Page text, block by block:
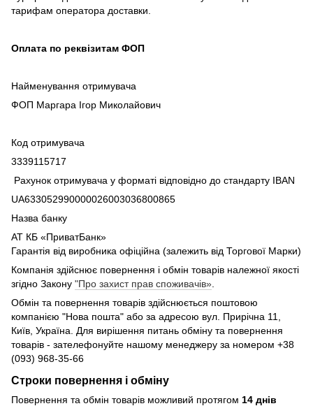
тарифам оператора доставки.
Оплата по реквізитам ФОП
Найменування отримувача
ФОП Маргара Ігор Миколайович
Код отримувача
3339115717
Рахунок отримувача у форматі відповідно до стандарту IBAN
UA633052990000026003036800865
Назва банку
АТ КБ «ПриватБанк»
Гарантія від виробника офіційна (залежить від Торгової Марки)
Компанія здійснює повернення і обмін товарів належної якості
згідно Закону "Про захист прав споживачів»
Обмін та повернення товарів здійснюється поштовою
компанією "Нова пошта" або за адресою вул. Прирічна 11,
Київ, Україна. Для вирішення питань обміну та повернення
товарів - зателефонуйте нашому менеджеру за номером +38
(093) 968-35-66
Строки повернення і обміну
Повернення та обмін товарів можливий протягом 14 днів